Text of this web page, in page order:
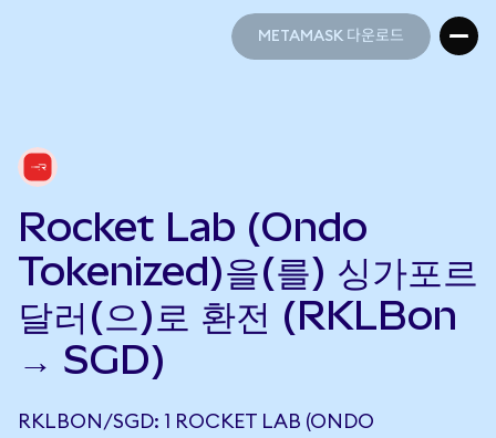
METAMASK 다운로드
Rocket Lab (Ondo
Tokenized)을(를) 싱가포르
달러(으)로 환전 (RKLBon
→ SGD)
RKLBON/SGD: 1 ROCKET LAB (ONDO